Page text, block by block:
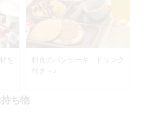
を
朝食のパンケーキ ドリンク
付き～♪
持ち物